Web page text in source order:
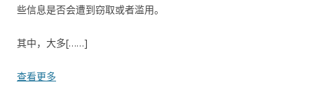
些信息是否会遭到窃取或者滥用。
其中，大多[……]
查看更多